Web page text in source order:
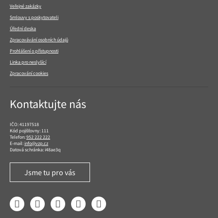
Veřejné zakázky
Smlouvy s poskytovateli
Úřední deska
Zpracovávání osobních údajů
Prohlášení o přístupnosti
Linka pro neslyšící
Zpracování cookies
Kontaktujte nás
IČO: 41197518
Kód pojišťovny: 111
Telefon:952 222 222
E-mail:info@vzp.cz
Datová schránka: i48ae3q
Jsme tu pro vás
FacebookLinkedIn YouTube InstagramTwitter